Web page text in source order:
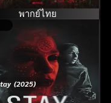
พากย์ไทย
(2025)